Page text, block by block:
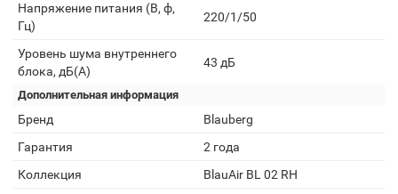
Напряжение питания (В, ф,
Гц)
220/1/50
Уровень шума внутреннего
блока, дБ(А)
43 дБ
Дополнительная информация
Бренд
Blauberg
Гарантия
2 года
Коллекция
BlauAir BL 02 RH